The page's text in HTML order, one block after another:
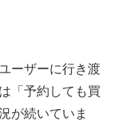
ーザーに行き渡
「予約しても買
が続いていま